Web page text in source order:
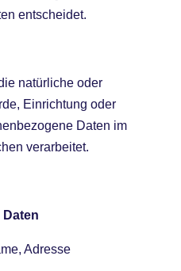
entscheidet.
natürliche oder
Einrichtung oder
Daten im
verarbeitet.
Adresse